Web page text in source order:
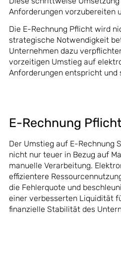
Anforderungen vorzubereiten
Die E-Rechnung Pflicht wird
strategische Notwendigkeit
Unternehmen dazu
vorzeitigen Umstieg auf
Anforderungen entspricht
E-Rechnung
Der Umstieg auf E-Rechnung
nicht nur teuer in Bezug auf
manuelle Verarbeitung.
effizientere
die Fehlerquote und
einer verbesserten Liquidität
finanzielle Stabilität des